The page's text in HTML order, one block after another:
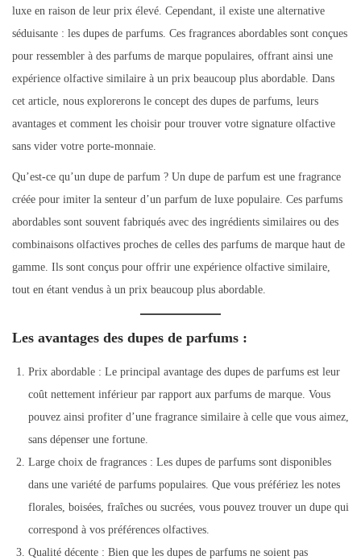
7
,
2
0
2
3
luxe en raison de leur prix élevé. Cependant, il existe une alternative
séduisante : les dupes de parfums. Ces fragrances abordables sont conçues
pour ressembler à des parfums de marque populaires, offrant ainsi une
expérience olfactive similaire à un prix beaucoup plus abordable. Dans
cet article, nous explorerons le concept des dupes de parfums, leurs
avantages et comment les choisir pour trouver votre signature olfactive
sans vider votre porte-monnaie.
Qu’est-ce qu’un dupe de parfum ? Un dupe de parfum est une fragrance
créée pour imiter la senteur d’un parfum de luxe populaire. Ces parfums
abordables sont souvent fabriqués avec des ingrédients similaires ou des
combinaisons olfactives proches de celles des parfums de marque haut de
gamme. Ils sont conçus pour offrir une expérience olfactive similaire,
tout en étant vendus à un prix beaucoup plus abordable.
Les avantages des dupes de parfums :
Prix abordable : Le principal avantage des dupes de parfums est leur
coût nettement inférieur par rapport aux parfums de marque. Vous
pouvez ainsi profiter d’une fragrance similaire à celle que vous aimez,
sans dépenser une fortune.
Large choix de fragrances : Les dupes de parfums sont disponibles
dans une variété de parfums populaires. Que vous préfériez les notes
florales, boisées, fraîches ou sucrées, vous pouvez trouver un dupe qui
correspond à vos préférences olfactives.
Qualité décente : Bien que les dupes de parfums ne soient pas